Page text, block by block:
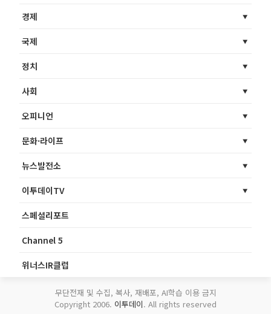
경제
국제
정치
사회
오피니언
문화·라이프
뉴스발전소
이투데이TV
스페셜리포트
Channel 5
위너스IR클럽
무단전재 및 수집, 복사, 재배포, AI학습 이용 금지
Copyright 2006. 이투데이. All rights reserved